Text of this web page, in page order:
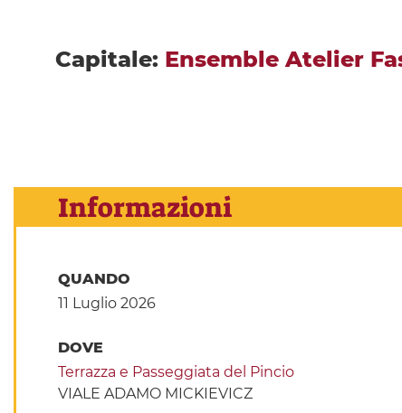
Capitale: Ensemble Atelier
Informazioni
QUANDO
11 Luglio 2026
DOVE
Terrazza e Passeggiata del Pincio
VIALE ADAMO MICKIEVICZ